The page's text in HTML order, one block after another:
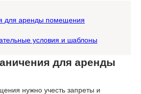
для аренды помещения
условия и шаблоны
для аренды
нужно учесть запреты и